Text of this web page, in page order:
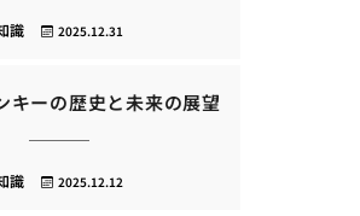
2025.12.31
識
キーの歴史と未来の展望
2025.12.12
識